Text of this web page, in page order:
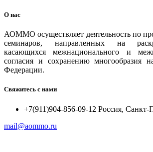
О нас
АОММО осуществляет деятельность по
семинаров, направленных на
касающихся межнационального и
согласия и сохранению многообразия
Федерации.
Свяжитесь с нами
+7(911)904-856-09-12 Россия, Санкт-
mail@aommo.ru